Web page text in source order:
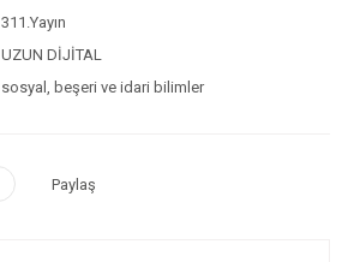
311.Yayın
UZUN DİJİTAL
sosyal, beşeri ve idari bilimler
Paylaş